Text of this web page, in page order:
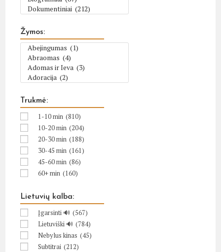
Žymos:
Trukmė:
1-10 min (810)
10-20 min (204)
20-30 min (188)
30-45 min (161)
45-60 min (86)
60+ min (160)
Lietuvių kalba:
Įgarsinti 🔊 (567)
Lietuviški 🔊 (784)
Nebylus kinas (45)
Subtitrai (212)